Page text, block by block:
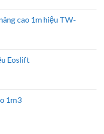
cao 1m hiệu TW-
Eoslift
1m3